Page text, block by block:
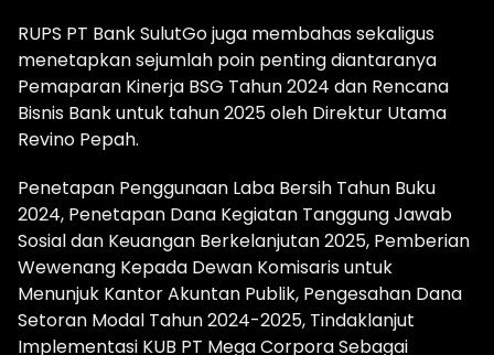
RUPS PT Bank SulutGo juga membahas sekaligus
menetapkan sejumlah poin penting diantaranya
Pemaparan Kinerja BSG Tahun 2024 dan Rencana
Bisnis Bank untuk tahun 2025 oleh Direktur Utama
Revino Pepah.
Penetapan Penggunaan Laba Bersih Tahun Buku
2024, Penetapan Dana Kegiatan Tanggung Jawab
Sosial dan Keuangan Berkelanjutan 2025, Pemberian
Wewenang Kepada Dewan Komisaris untuk
Menunjuk Kantor Akuntan Publik, Pengesahan Dana
Setoran Modal Tahun 2024-2025, Tindaklanjut
Implementasi KUB PT Mega Corpora Sebagai